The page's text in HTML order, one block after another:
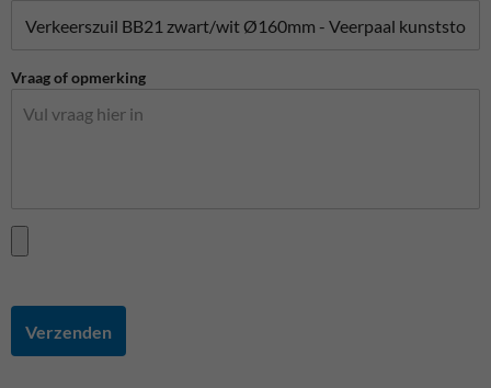
Vraag of opmerking
Verzenden